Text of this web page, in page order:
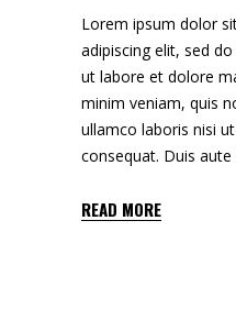
Lorem ipsum dolor
adipiscing elit, sed
ut labore et dolore
minim veniam, quis
ullamco laboris nisi
consequat. Duis aute
READ MORE